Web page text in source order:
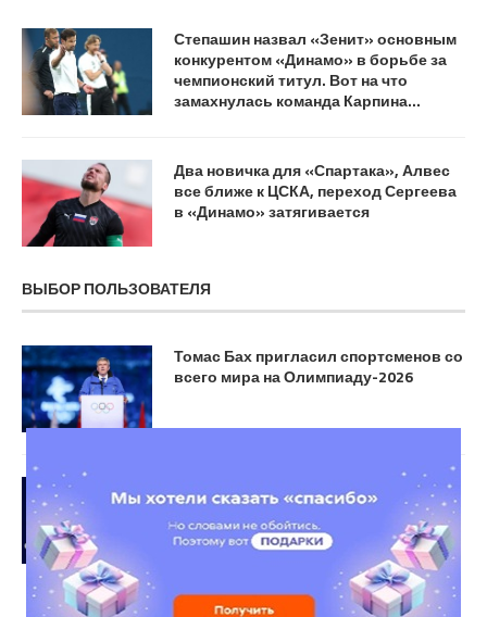
Степашин назвал «Зенит» основным
конкурентом «Динамо» в борьбе за
чемпионский титул. Вот на что
замахнулась команда Карпина…
Два новичка для «Спартака», Алвес
все ближе к ЦСКА, переход Сергеева
в «Динамо» затягивается
ВЫБОР ПОЛЬЗОВАТЕЛЯ
Томас Бах пригласил спортсменов со
всего мира на Олимпиаду-2026
«Бавария» в конце второго тайма
вырвала победу у «Реала»,
оставшегося вдесятером, и вышла в
полуфинал. Все пары 1/2 Лиги